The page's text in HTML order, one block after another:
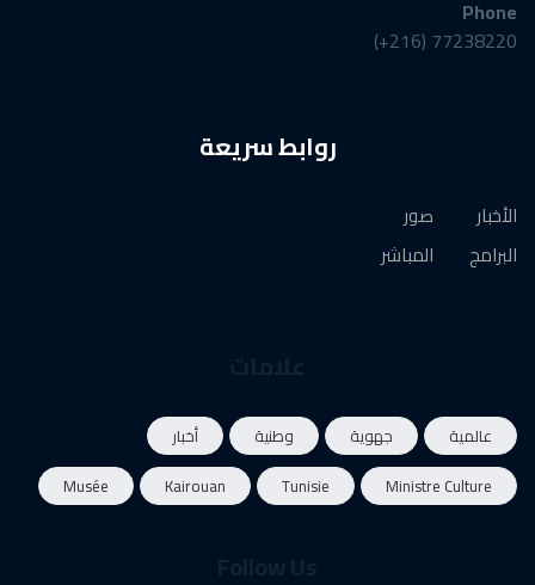
Phone
77238220 (216+)
روابط سريعة
الأخبار
البرامج
صور
المباشر
عالمية جهوية وطنية
أخبار
Ministre Culture
Tunisie
Kairouan
Musée